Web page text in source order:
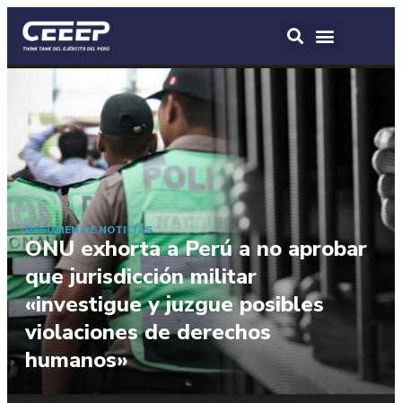
RESUMEN DE NOTICIAS
ONU exhorta a Perú a no aprobar
que jurisdicción militar
«investigue y juzgue posibles
violaciones de derechos
humanos»